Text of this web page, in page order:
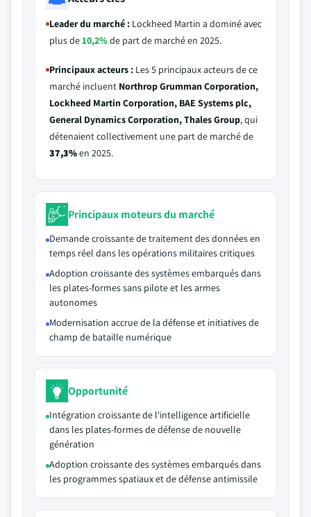
Leader du marché : Lockheed Martin a dominé avec
plus de10,2%de part de marché en 2025.
Principaux acteurs : Les 5 principaux acteurs de ce
marché incluent Northrop Grumman Corporation,
Lockheed Martin Corporation, BAE Systems plc,
General Dynamics Corporation, Thales Group, qui
détenaient collectivement une part de marché de
37,3%en 2025.
Principaux moteurs du marché
Demande croissante de traitement des données en
temps réel dans les opérations militaires critiques
Adoption croissante des systèmes embarqués dans
les plates-formes sans pilote et les armes
autonomes
Modernisation accrue de la défense et initiatives de
champ de bataille numérique
Opportunité
Intégration croissante de l'intelligence artificielle
dans les plates-formes de défense de nouvelle
génération
Adoption croissante des systèmes embarqués dans
les programmes spatiaux et de défense antimissile